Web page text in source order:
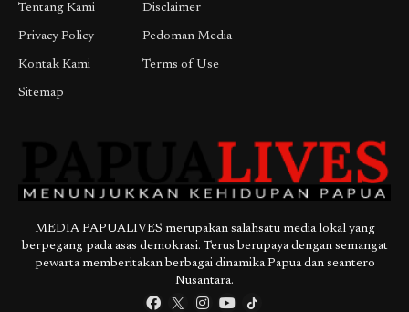
Tentang Kami
Privacy Policy
Kontak Kami
Sitemap
Disclaimer
Pedoman Media
Terms of Use
MEDIA PAPUALIVES merupakan salahsatu media lokal yang
berpegang pada asas demokrasi. Terus berupaya dengan semangat
pewarta memberitakan berbagai dinamika Papua dan seantero
Nusantara.